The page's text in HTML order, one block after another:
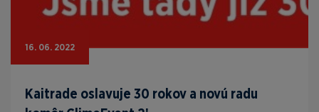
16. 06. 2022
Kaitrade oslavuje 30 rokov a novú radu